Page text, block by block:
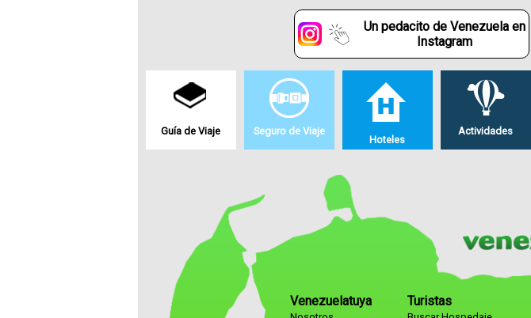
Un pedacito de Venezuela en
Instagram
Guía de Viaje Seguro de Viaje
Hoteles
Actividades
Venezuelatuya Turistas